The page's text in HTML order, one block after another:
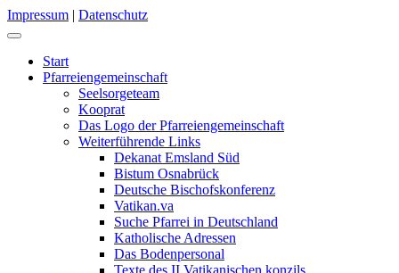
Impressum | Datenschutz
Start
Pfarreiengemeinschaft
Seelsorgeteam
Kooprat
Das Logo der Pfarreiengemeinschaft
Weiterführende Links
Dekanat Emsland Süd
Bistum Osnabrück
Deutsche Bischofskonferenz
Vatikan.va
Suche Pfarrei in Deutschland
Katholische Adressen
Das Bodenpersonal
Texte des II Vatikanischen konzils